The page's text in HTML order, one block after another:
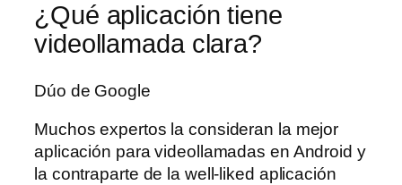
¿Qué aplicación tiene
videollamada clara?
Dúo de Google
Muchos expertos la consideran la mejor
aplicación para videollamadas en Android y
la contraparte de la well-liked aplicación